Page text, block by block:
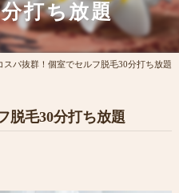
打ち放題
スパ抜群！個室でセルフ脱毛30分打ち放題
脱毛30分打ち放題